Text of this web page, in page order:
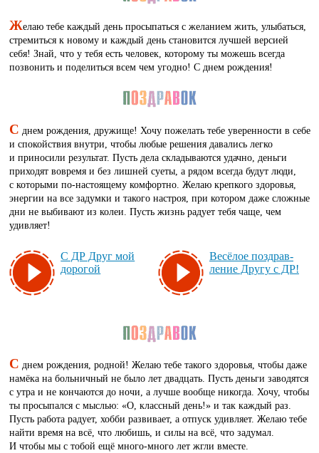
Желаю тебе каждый день просыпаться с желанием жить, улыбаться,
стремиться к новому и каждый день становится лучшей версией
себя! Знай, что у тебя есть человек, которому ты можешь всегда
позвонить и поделиться всем чем угодно! С днем рождения!
С днем рождения, дружище! Хочу пожелать тебе уверенности в себе
и спокойствия внутри, чтобы любые решения давались легко
и приносили результат. Пусть дела складываются удачно, деньги
приходят вовремя и без лишней суеты, а рядом всегда будут люди,
с которыми по-настоящему комфортно. Желаю крепкого здоровья,
энергии на все задумки и такого настроя, при котором даже сложные
дни не выбивают из колеи. Пусть жизнь радует тебя чаще, чем
удивляет!
С ДР Друг мой
до­ро­гой
Ве­сё­лое поз­драв­
ле­ние Дру­гу с ДР!
С днем рождения, родной! Желаю тебе такого здоровья, чтобы даже
намёка на больничный не было лет двадцать. Пусть деньги заводятся
с утра и не кончаются до ночи, а лучше вообще никогда. Хочу, чтобы
ты просыпался с мыслью: «О, классный день!» и так каждый раз.
Пусть работа радует, хобби развивает, а отпуск удивляет. Желаю тебе
найти время на всё, что любишь, и силы на всё, что задумал.
И чтобы мы с тобой ещё много-много лет жгли вместе.